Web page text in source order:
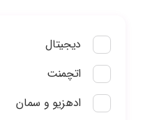
دیجیتال
اتچمنت
ادهزیو و سمان